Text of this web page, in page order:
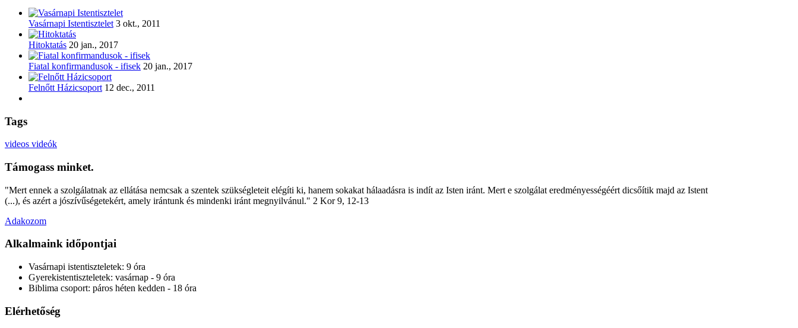
Vasárnapi Istentisztelet 3 okt., 2011
Hitoktatás 20 jan., 2017
Fiatal konfirmandusok - ifisek 20 jan., 2017
Felnőtt Házicsoport 12 dec., 2011
Tags
videos videók
Támogass minket.
"Mert ennek a szolgálatnak az ellátása nemcsak a szentek szükségleteit elégíti ki, hanem sokakat hálaadásra is indít az Isten iránt. Mert e szolgálat eredményességéért dicsőítik majd az Istent
(...), és azért a jószívűségetekért, amely irántunk és mindenki iránt megnyilvánul." 2 Kor 9, 12-13
Adakozom
Alkalmaink időpontjai
Vasárnapi istentiszteletek: 9 óra
Gyerekistentiszteletek: vasárnap - 9 óra
Biblima csoport: páros héten kedden - 18 óra
Elérhetőség